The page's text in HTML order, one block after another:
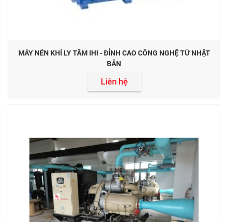
MÁY NÉN KHÍ LY TÂM IHI - ĐỈNH CAO CÔNG NGHỆ TỪ NHẬT
BẢN
Liên hệ